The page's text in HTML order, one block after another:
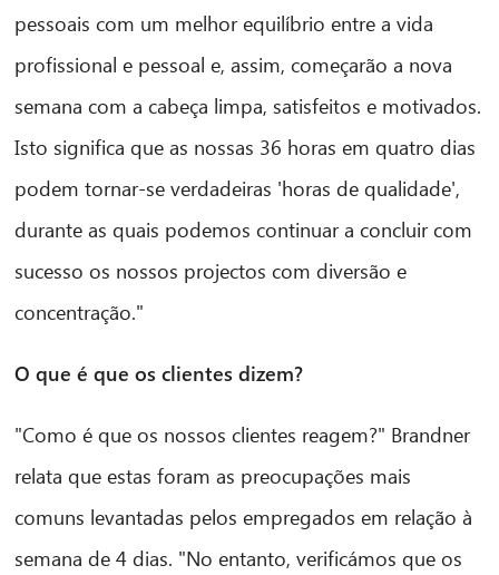
pessoais com um melhor equilíbrio entre a vida
profissional e pessoal e, assim, começarão a nova
semana com a cabeça limpa, satisfeitos e motivados.
Isto significa que as nossas 36 horas em quatro dias
podem tornar-se verdadeiras 'horas de qualidade',
durante as quais podemos continuar a concluir com
sucesso os nossos projectos com diversão e
concentração."
O que é que os clientes dizem?
"Como é que os nossos clientes reagem?" Brandner
relata que estas foram as preocupações mais
comuns levantadas pelos empregados em relação à
semana de 4 dias. "No entanto, verificámos que os